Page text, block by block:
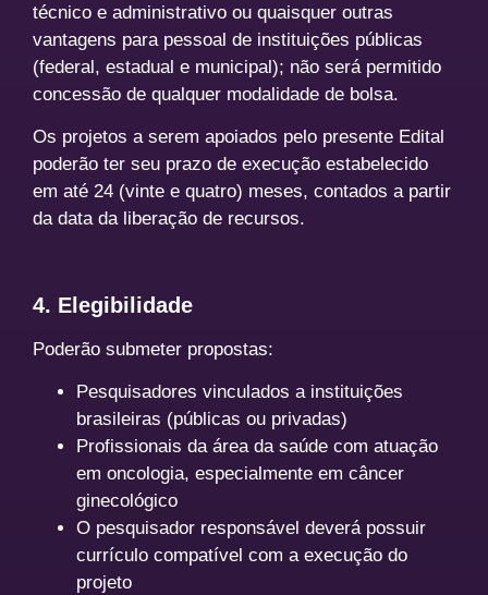
técnico e administrativo ou quaisquer outras
vantagens para pessoal de instituições públicas
(federal, estadual e municipal); não será permitido
concessão de qualquer modalidade de bolsa.
Os projetos a serem apoiados pelo presente Edital
poderão ter seu prazo de execução estabelecido
em até 24 (vinte e quatro) meses, contados a partir
da data da liberação de recursos.
4. Elegibilidade
Poderão submeter propostas:
Pesquisadores vinculados a instituições
brasileiras (públicas ou privadas)
Profissionais da área da saúde com atuação
em oncologia, especialmente em câncer
ginecológico
O pesquisador responsável deverá possuir
currículo compatível com a execução do
projeto